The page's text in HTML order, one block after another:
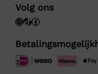
Volg ons